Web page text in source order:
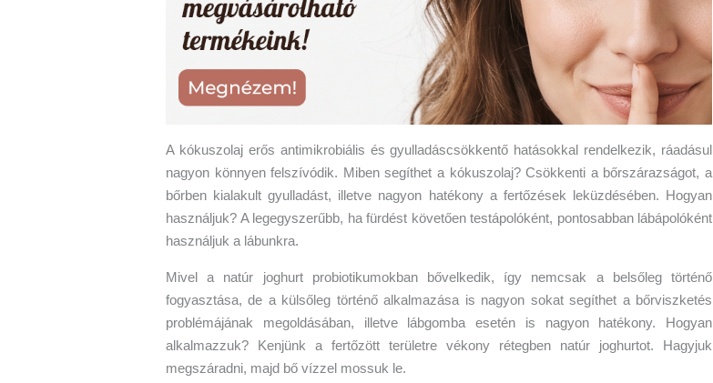
A kókuszolaj erős antimikrobiális és gyulladáscsökkentő hatásokkal rendelkezik, ráadásul
nagyon könnyen felszívódik. Miben segíthet a kókuszolaj? Csökkenti a bőrszárazságot, a
bőrben kialakult gyulladást, illetve nagyon hatékony a fertőzések leküzdésében. Hogyan
használjuk? A legegyszerűbb, ha fürdést követően testápolóként, pontosabban lábápolóként
használjuk a lábunkra.
Mivel a natúr joghurt probiotikumokban bővelkedik, így nemcsak a belsőleg történő
fogyasztása, de a külsőleg történő alkalmazása is nagyon sokat segíthet a bőrviszketés
problémájának megoldásában, illetve lábgomba esetén is nagyon hatékony. Hogyan
alkalmazzuk? Kenjünk a fertőzött területre vékony rétegben natúr joghurtot. Hagyjuk
megszáradni, majd bő vízzel mossuk le.